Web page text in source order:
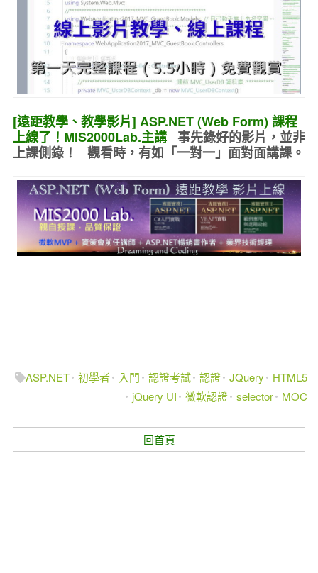
[遠距教學、教學影片] ASP.NET (Web Form) 課程
上線了！MIS2000Lab.主講 事先錄好的影片，並非
上課側錄！ 觀看時，有如 「一對一」面對面講課。
ASP.NET 初學者 入門 認證考試 認證 JQuery
HTML5
jQuery UI
微軟認證 selector MOC
回首頁